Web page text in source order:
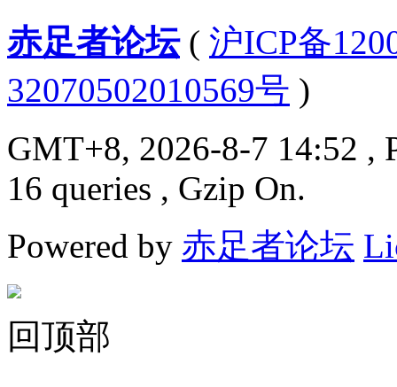
赤足者论坛( 沪ICP备
32070502010569号 )
GMT+8, 2026-8-7 14:52 ,
16 queries , Gzip On.
Powered by 赤足者论坛
回顶部